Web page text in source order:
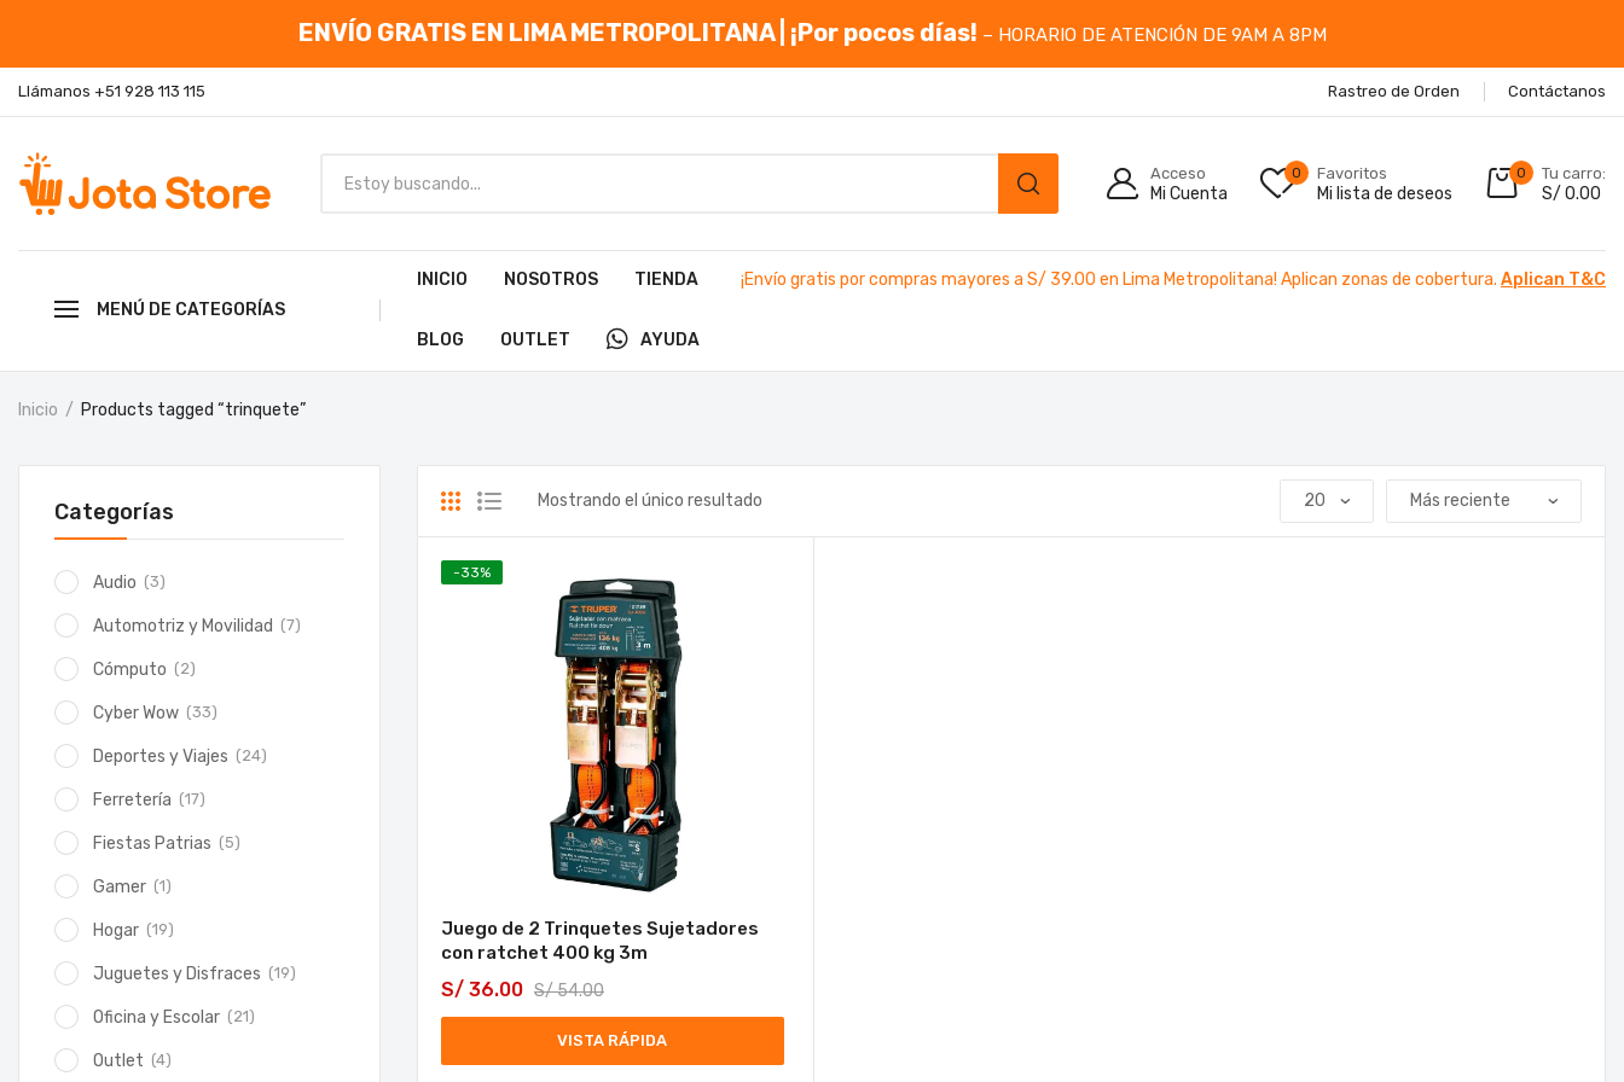
ENVÍO GRATIS EN LIMA METROPOLITANA | ¡Por pocos días! – HORARIO DE ATENCIÓN DE 9AM A 8PM
Llámanos +51 928 113 115 Rastreo de Orden Contáctanos
Acceso
Mi Cuenta
0 Favoritos
Mi lista de deseos
0 Tu carro:
S/ 0.00
MENÚ DE CATEGORÍAS
INICIO NOSOTROS TIENDA
BLOG OUTLET AYUDA
¡Envío gratis por compras mayores a S/ 39.00 en Lima Metropolitana! Aplican zonas de cobertura. Aplican T&C
Inicio Products tagged “trinquete”
Mostrando el único resultado
-33%
Juego de 2 Trinquetes Sujetadores
con ratchet 400 kg 3m
S/54.00
S/ 36.00
VISTA RÁPIDA
Categorías
Audio (3)
Automotriz y Movilidad (7)
Cómputo (2)
Cyber Wow (33)
Deportes y Viajes (24)
Ferretería (17)
Fiestas Patrias (5)
Gamer (1)
Hogar (19)
Juguetes y Disfraces (19)
Oficina y Escolar (21)
Outlet (4)